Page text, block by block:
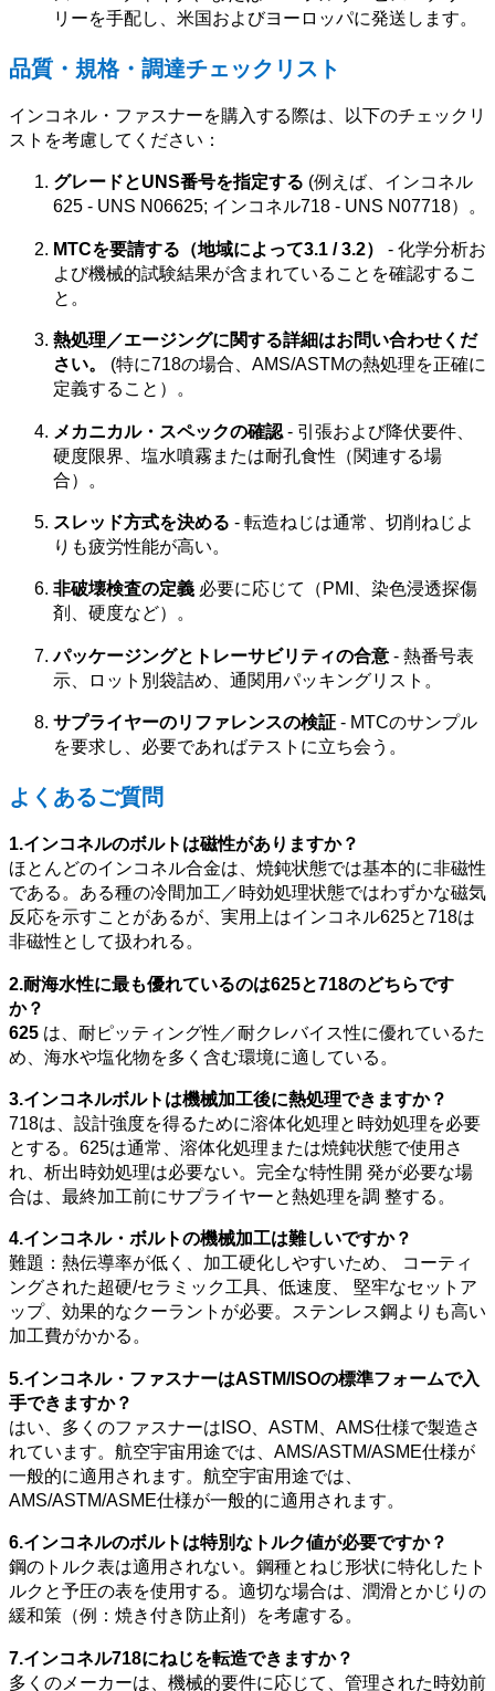
リーを手配し、米国およびヨーロッパに発送します。
品質・規格・調達チェックリスト
インコネル・ファスナーを購入する際は、以下のチェックリ
ストを考慮してください：
グレードとUNS番号を指定する (例えば、インコネル
625 - UNS N06625; インコネル718 - UNS N07718）。
MTCを要請する（地域によって3.1 / 3.2）
- 化学分析お
よび機械的試験結果が含まれていることを確認するこ
と。
熱処理／エージングに関する詳細はお問い合わせくだ
さい。
(特に718の場合、AMS/ASTMの熱処理を正確に
定義すること）。
メカニカル・スペックの確認 - 引張および降伏要件、
硬度限界、塩水噴霧または耐孔食性（関連する場
合）。
スレッド方式を決める - 転造ねじは通常、切削ねじよ
りも疲労性能が高い。
非破壊検査の定義 必要に応じて（PMI、染色浸透探傷
剤、硬度など）。
パッケージングとトレーサビリティの合意 - 熱番号表
示、ロット別袋詰め、通関用パッキングリスト。
サプライヤーのリファレンスの検証 - MTCのサンプル
を要求し、必要であればテストに立ち会う。
よくあるご質問
1.インコネルのボルトは磁性がありますか？
ほとんどのインコネル合金は、焼鈍状態では基本的に非磁性
である。ある種の冷間加工／時効処理状態ではわずかな磁気
反応を示すことがあるが、実用上はインコネル625と718は
非磁性として扱われる。
2.耐海水性に最も優れているのは625と718のどちらです
か？
625 は、耐ピッティング性／耐クレバイス性に優れているた
め、海水や塩化物を多く含む環境に適している。
3.インコネルボルトは機械加工後に熱処理できますか？
718は、設計強度を得るために溶体化処理と時効処理を必要
とする。625は通常、溶体化処理または焼鈍状態で使用さ
れ、析出時効処理は必要ない。完全な特性開 発が必要な場
合は、最終加工前にサプライヤーと熱処理を調 整する。
4.インコネル・ボルトの機械加工は難しいですか？
難題：熱伝導率が低く、加工硬化しやすいため、 コーティ
ングされた超硬/セラミック工具、低速度、 堅牢なセットア
ップ、効果的なクーラントが必要。ステンレス鋼よりも高い
加工費がかかる。
5.インコネル・ファスナーはASTM/ISOの標準フォームで入
手できますか？
はい、多くのファスナーはISO、ASTM、AMS仕様で製造さ
れています。航空宇宙用途では、AMS/ASTM/ASME仕様が
一般的に適用されます。航空宇宙用途では、
AMS/ASTM/ASME仕様が一般的に適用されます。
6.インコネルのボルトは特別なトルク値が必要ですか？
鋼のトルク表は適用されない。鋼種とねじ形状に特化したト
ルクと予圧の表を使用する。適切な場合は、潤滑とかじりの
緩和策（例：焼き付き防止剤）を考慮する。
7.インコネル718にねじを転造できますか？
多くのメーカーは、機械的要件に応じて、管理された時効前